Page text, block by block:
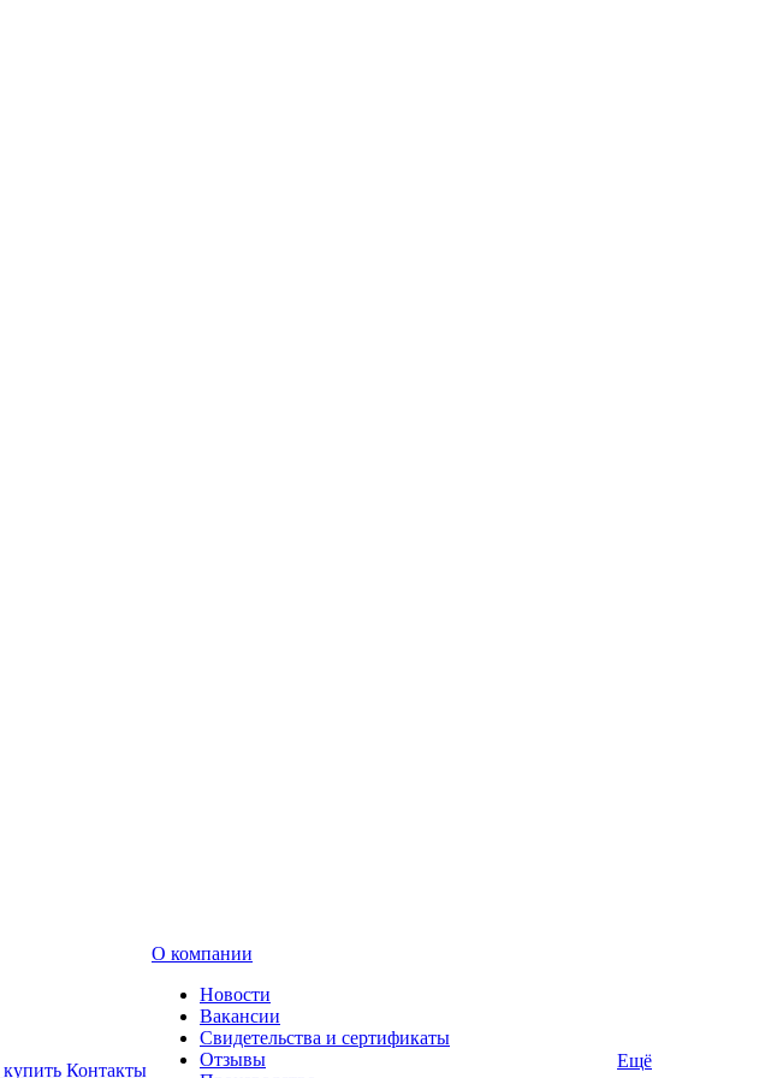
купить Контакты
О компании
Новости
Вакансии
Свидетельства и сертификаты
Отзывы
Ещё